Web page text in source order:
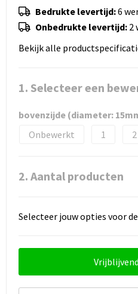
Bedrukte levertijd:6
Onbedrukte levertijd: 2
Bekijk alle
1. Selecteer een
bovenzijde (diameter:
Onbewerkt
1 2
2. Aantal producten
Selecteer jouw opties voor